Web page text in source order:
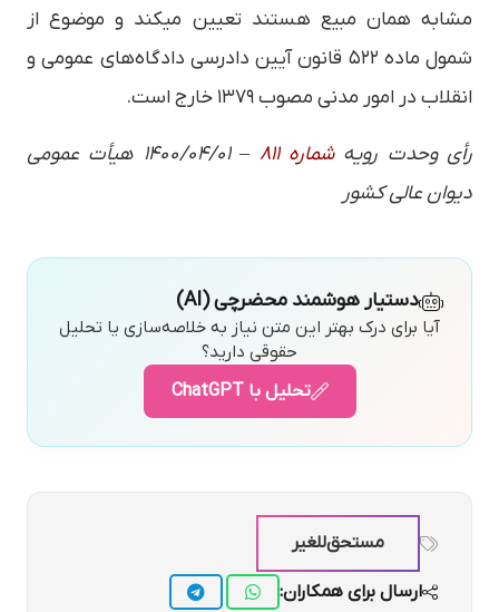
مشابه همان مبیع هستند تعیین میکند و موضوع از
شمول ماده ۵۲۲ قانون آیین دادرسی دادگاه‌های عمومی و
انقلاب در امور مدنی مصوب ۱۳۷۹ خارج است.
رأى وحدت رويهشماره ۸۱۱
– 1400/04/01 هیأت عمومی
دیوان عالی کشور
دستیار هوشمند محضرچی (AI)
آیا برای درک بهتر این متن نیاز به خلاصه‌سازی یا تحلیل
حقوقی دارید؟
تحلیل با ChatGPT
مستحق‌للغیر
ارسال برای همکاران: